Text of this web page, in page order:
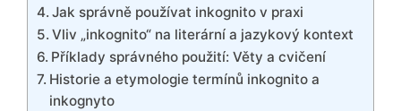
Jak správně používat inkognito v praxi
Vliv „inkognito“ na literární a jazykový kontext
Příklady správného použití: Věty a cvičení
Historie a etymologie termínů inkognito a
inkognyto